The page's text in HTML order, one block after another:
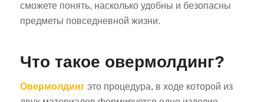
сможете понять, насколько удобны и безопасны
предметы повседневной жизни.
Что такое овермолдинг?
Овермолдинг это процедура, в ходе которой из